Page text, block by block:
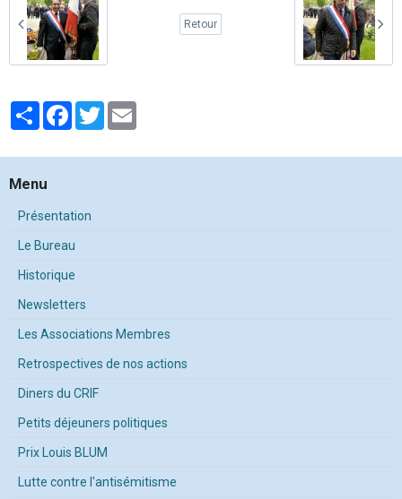
Retour
PartagerFacebook
Twitter
Menu
Présentation
Le Bureau
Historique
Newsletters
Les Associations Membres
Retrospectives de nos actions
Diners du CRIF
Petits déjeuners politiques
Prix Louis BLUM
Lutte contre l'antisémitisme